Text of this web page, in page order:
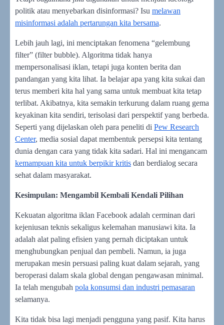
politik atau menyebarkan disinformasi? Isu melawan
misinformasi adalah pertarungan kita bersama.
Lebih jauh lagi, ini menciptakan fenomena “gelembung
filter” (filter bubble). Algoritma tidak hanya
mempersonalisasi iklan, tetapi juga konten berita dan
pandangan yang kita lihat. Ia belajar apa yang kita sukai dan
terus memberi kita hal yang sama untuk membuat kita tetap
terlibat. Akibatnya, kita semakin terkurung dalam ruang gema
keyakinan kita sendiri, terisolasi dari perspektif yang berbeda.
Seperti yang dijelaskan oleh para peneliti di Pew Research
Center, media sosial dapat membentuk persepsi kita tentang
dunia dengan cara yang tidak kita sadari. Hal ini mengancam
kemampuan kita untuk berpikir kritis dan berdialog secara
sehat dalam masyarakat.
Kesimpulan: Mengambil Kembali Kendali Pilihan
Kekuatan algoritma iklan Facebook adalah cerminan dari
kejeniusan teknis sekaligus kelemahan manusiawi kita. Ia
adalah alat paling efisien yang pernah diciptakan untuk
menghubungkan penjual dan pembeli. Namun, ia juga
merupakan mesin persuasi paling kuat dalam sejarah, yang
beroperasi dalam skala global dengan pengawasan minimal.
Ia telah mengubah pola konsumsi dan industri pemasaran
selamanya.
Kita tidak bisa lagi menjadi pengguna yang pasif. Kita harus